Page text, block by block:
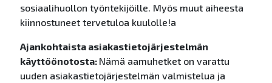
sosiaalihuollon työntekijöille. Myös muut aiheesta
kiinnostuneet tervetuloa kuulolle!a
Ajankohtaista asiakastietojärjestelmän
käyttöönotosta: Nämä aamuhetket on varattu
uuden asiakastietojärjestelmän valmistelua ja